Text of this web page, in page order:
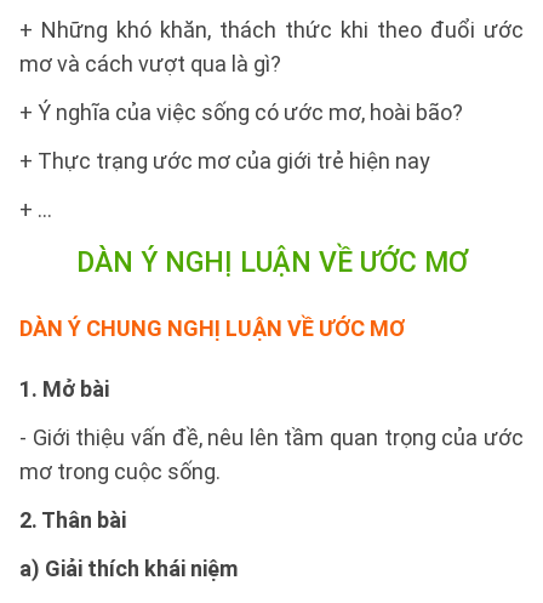
+ Những khó khăn, thách thức khi theo đuổi ước
mơ và cách vượt qua là gì?
+ Ý nghĩa của việc sống có ước mơ, hoài bão?
+ Thực trạng ước mơ của giới trẻ hiện nay
+ ...
DÀN Ý NGHỊ LUẬN VỀ ƯỚC MƠ
DÀN Ý CHUNG NGHỊ LUẬN VỀ ƯỚC MƠ
1. Mở bài
- Giới thiệu vấn đề, nêu lên tầm quan trọng của ước
mơ trong cuộc sống.
2. Thân bài
a) Giải thích khái niệm